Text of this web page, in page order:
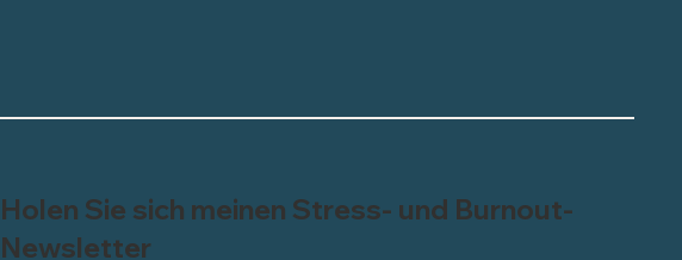
Holen Sie sich meinen Stress- und Burnout-
Newsletter